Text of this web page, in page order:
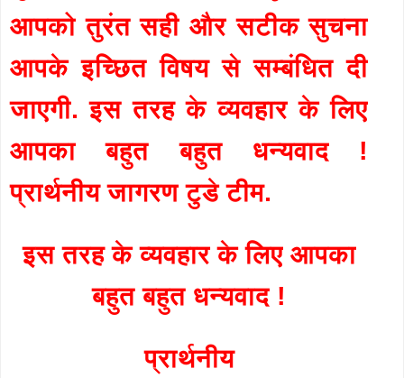
आपको तुरंत सही और सटीक सुचना
आपके इच्छित विषय से सम्बंधित दी
जाएगी. इस तरह के व्यवहार के लिए
आपका बहुत बहुत धन्यवाद !
प्रार्थनीय जागरण टुडे टीम.
इस तरह के व्यवहार के लिए आपका
बहुत बहुत धन्यवाद !
प्रार्थनीय